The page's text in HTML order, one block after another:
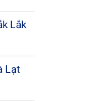
Lắk
Lạt